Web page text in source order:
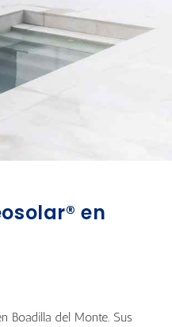
en
Boadilla del Monte. Sus